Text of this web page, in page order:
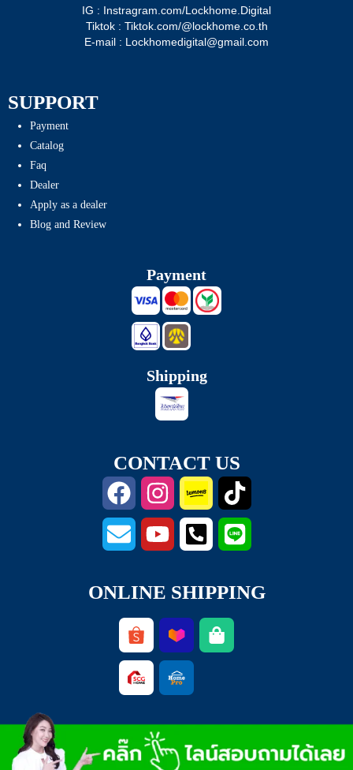
IG : Instragram.com/Lockhome.Digital
Tiktok : Tiktok.com/@lockhome.co.th
E-mail : Lockhomedigital@gmail.com
SUPPORT
Payment
Catalog
Faq
Dealer
Apply as a dealer
Blog and Review
Payment
Shipping
CONTACT US
ONLINE SHIPPING